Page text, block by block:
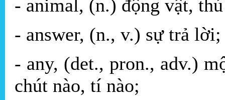
- animal, (n.) động vật,
- answer, (n., v.) sự trả
- any, (det., pron., adv.)
chút nào, tí nào;